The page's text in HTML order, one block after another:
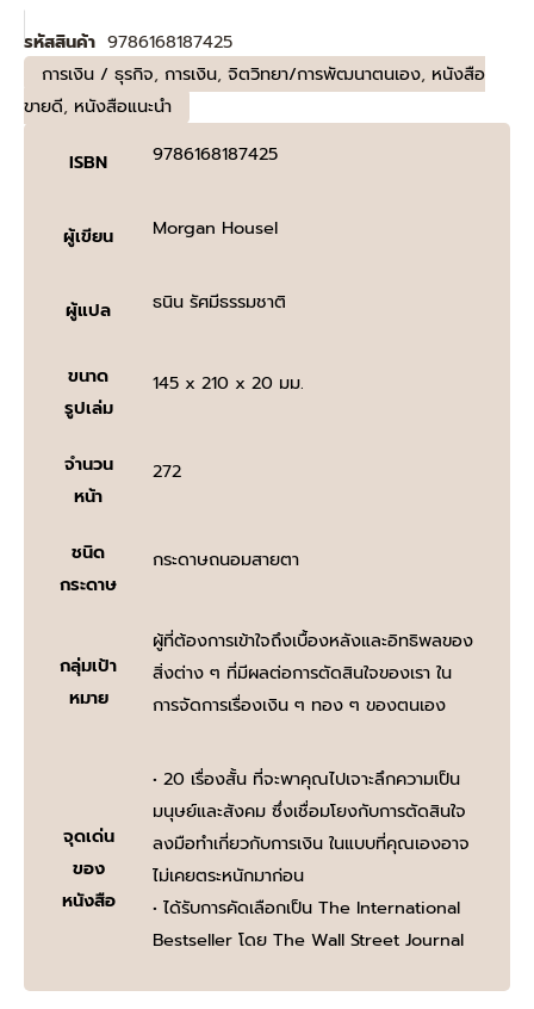
รหัสสินค้า 9786168187425
การเงิน / ธุรกิจ, การเงิน, จิตวิทยา/การพัฒนาตนเอง, หนังสือ
ขายดี, หนังสือแนะนำ
ISBN 9786168187425
ผู้เขียน Morgan Housel
ผู้แปล ธนิน รัศมีธรรมชาติ
ขนาด
รูปเล่ม
145 x 210 x 20 มม.
จำนวน
หน้า
272
ชนิด
กระดาษ
กระดาษถนอมสายตา
กลุ่มเป้า
หมาย
ผู้ที่ต้องการเข้าใจถึงเบื้องหลังและอิทธิพลของ
สิ่งต่าง ๆ ที่มีผลต่อการตัดสินใจของเรา ใน
การจัดการเรื่องเงิน ๆ ทอง ๆ ของตนเอง
จุดเด่น
ของ
หนังสือ
• 20 เรื่องสั้น ที่จะพาคุณไปเจาะลึกความเป็น
มนุษย์และสังคม ซึ่งเชื่อมโยงกับการตัดสินใจ
ลงมือทําเกี่ยวกับการเงิน ในแบบที่คุณเองอาจ
ไม่เคยตระหนักมาก่อน
• ได้รับการคัดเลือกเป็น The International
Bestseller โดย The Wall Street Journal